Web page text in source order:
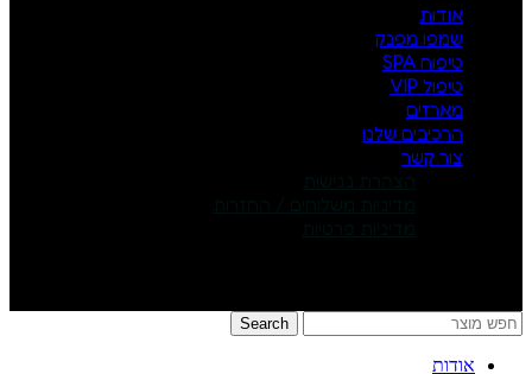
אודות
שמפו מפנק
טיפוח SPA
טיפול VIP
מארזים
הרכיבים שלנו
צור קשר
Search
אודות